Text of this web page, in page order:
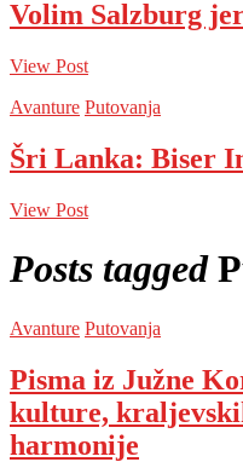
Volim Salzburg
View Post
Avanture Putovanja
Šri Lanka: Biser
View Post
Posts tagged
Avanture Putovanja
Pisma iz Južne
kulture,
harmonije